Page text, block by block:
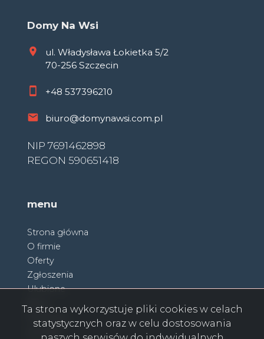
Domy Na Wsi
ul. Władysława Łokietka 5/2
70-256 Szczecin
+48 537396210
biuro@domynawsi.com.pl
NIP 7691462898
REGON 590651418
menu
Strona główna
O firmie
Oferty
Zgłoszenia
Ulubione
Kontakt
Ta strona wykorzystuje pliki cookies w celach
statystycznych oraz w celu dostosowania